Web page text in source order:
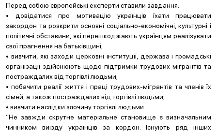
Перед собою європейські експерти ставили завдання:
• довідатися про мотивацію українців їхати працювати
закордон та розкрити основні соціально-економічні, культурні і
політичні обставини, які перешкоджають українцям реалізувати
свої прагнення на батьківщині;
• вивчити, які заходи церковні інституції, держава і громадські
організації здійснюють щодо підтримки трудових мігрантів та
постраждалих від торгівлі людьми;
• побачити реалії життя і праці трудових-мігрантів та членів їх
сімей, а також постраждалих від торгівлі людьми;
• вивчити наслідки злочину торгівлі людьми.
“Не завжди скрутне матеріальне становище є визначальним
чинником виїзду українців за кордон. Існують ряд інших